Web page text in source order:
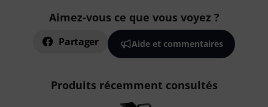
Aimez-vous ce que vous voyez ?
Partager Aide et commentaires
Produits récemment consultés